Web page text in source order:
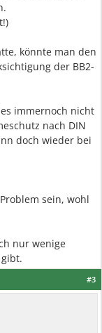
könnte man den
der BB2-
immernoch nicht
nach DIN
doch wieder bei
sein, wohl
nur wenige
#3